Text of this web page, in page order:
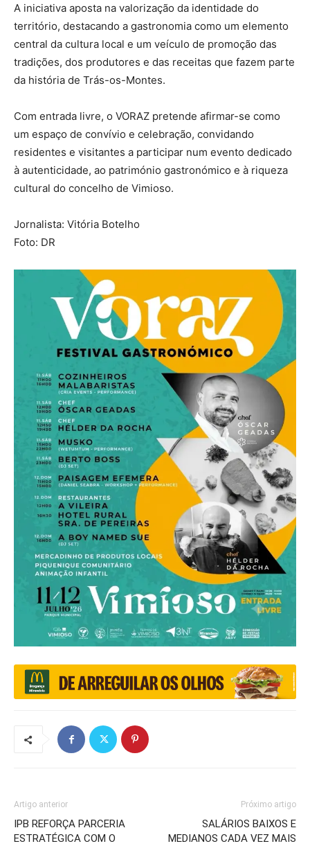
A iniciativa aposta na valorização da identidade do
território, destacando a gastronomia como um elemento
central da cultura local e um veículo de promoção das
tradições, dos produtores e das receitas que fazem parte
da história de Trás-os-Montes.
Com entrada livre, o VORAZ pretende afirmar-se como
um espaço de convívio e celebração, convidando
residentes e visitantes a participar num evento dedicado
à autenticidade, ao património gastronómico e à riqueza
cultural do concelho de Vimioso.
Jornalista: Vitória Botelho
Foto: DR
Artigo anterior
IPB REFORÇA PARCERIA
ESTRATÉGICA COM O
Próximo artigo
SALÁRIOS BAIXOS E
MEDIANOS CADA VEZ MAIS